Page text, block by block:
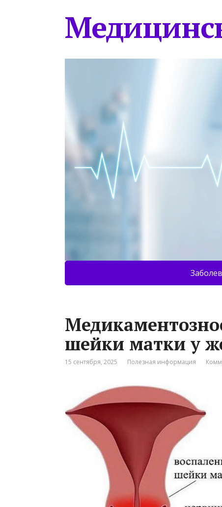
шейки матки у
15 сентября, 2025 Полезная информация